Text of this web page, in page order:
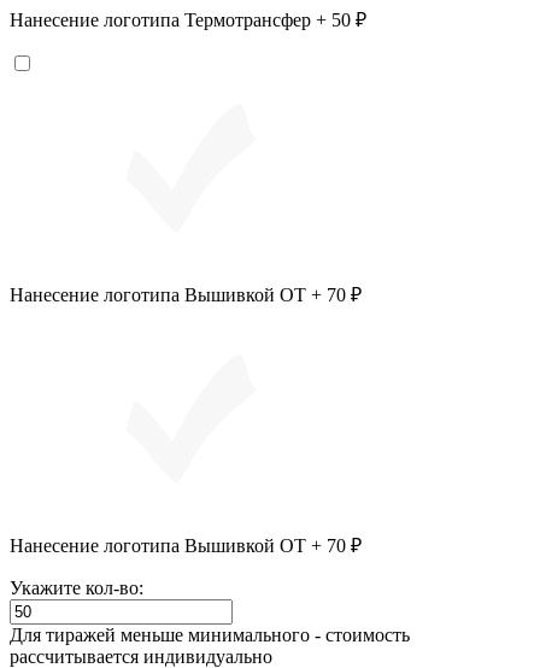
Нанесение логотипа Термотрансфер + 50 ₽
Нанесение логотипа Вышивкой ОТ + 70 ₽
Нанесение логотипа Вышивкой ОТ + 70 ₽
Укажите кол-во:
Для тиражей меньше минимального - стоимость
рассчитывается индивидуально